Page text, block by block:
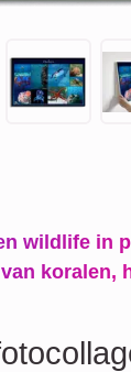
wildlife in
koralen,